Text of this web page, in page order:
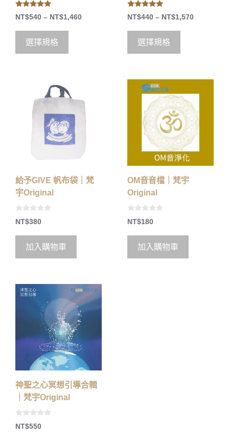
5.00
out of 5
NT$540 – NT$1,460
選擇規格
5.00
out of 5
NT$440 – NT$1,570
選擇規格
給予GIVE 帆布袋｜梵
宇Original
0
o
5
NT$380
加入購物車
OM音音檔｜梵宇
Original
0
o
5
NT$180
加入購物車
神聖之心冥想引導合輯
｜梵宇Original
0
oNT$550